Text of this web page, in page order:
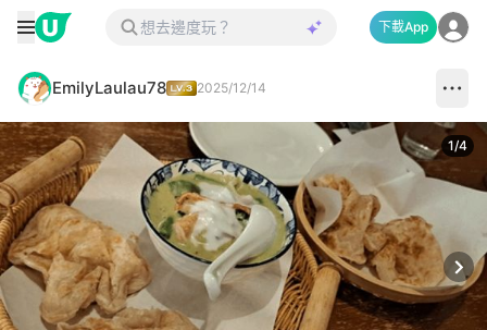
下載App
EmilyLaulau78 2025/12/14
1/4